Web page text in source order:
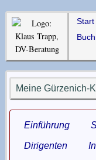
Start
Meine Gürzenich-
Einführung
Dirigenten